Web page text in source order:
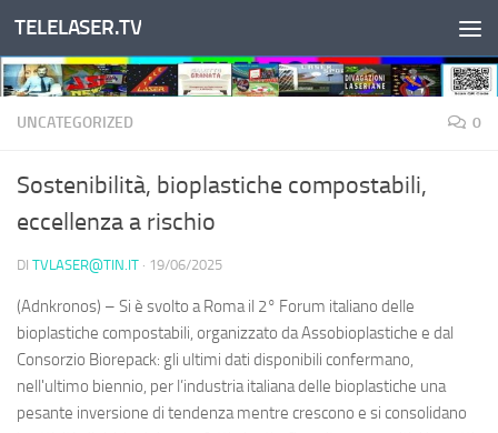
Salta al contenuto
TELELASER.TV
UNCATEGORIZED 0
Sostenibilità, bioplastiche compostabili,
eccellenza a rischio
DI TVLASER@TIN.IT · 19/06/2025
(Adnkronos) – Si è svolto a Roma il 2° Forum italiano delle
bioplastiche compostabili, organizzato da Assobioplastiche e dal
Consorzio Biorepack: gli ultimi dati disponibili confermano,
nell'ultimo biennio, per l’industria italiana delle bioplastiche una
pesante inversione di tendenza mentre crescono e si consolidano